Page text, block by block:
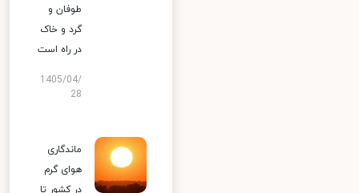
طوفان و
گرد و خاک
در راه است
1405/04/
28
ماندگاری
هوای گرم
در کشور تا